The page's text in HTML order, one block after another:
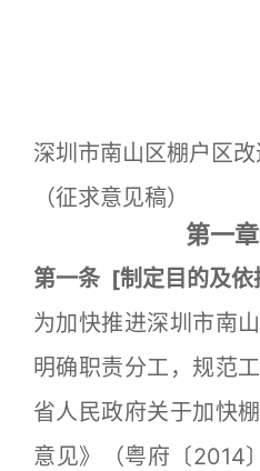
深圳市南山区棚户区改
（征求意见稿）
第一
第一条 [制定目的及依
为加快推进深圳市南
明确职责分工，规范
省人民政府关于加快
意见》（粤府〔2014